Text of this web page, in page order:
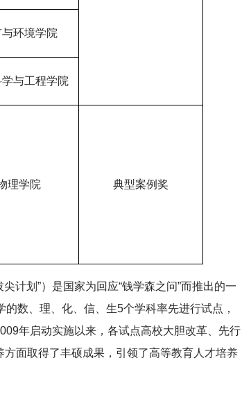
环境学院
与工程学院
理学院 典型案例奖
计划”）是国家为回应“钱学森之问”而推出的一
数、理、化、信、生5个学科率先进行试点，
年启动实施以来，各试点高校大胆改革、先行
面取得了丰硕成果，引领了高等教育人才培养
政绩观学习教